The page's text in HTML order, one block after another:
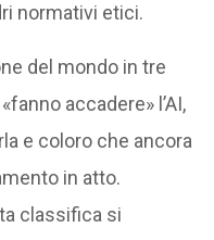
normativi etici.
del mondo in tre
accadere» l’AI,
e coloro che ancora
in atto.
classifica si